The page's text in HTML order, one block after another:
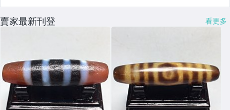
賣家最新刊登 看更多